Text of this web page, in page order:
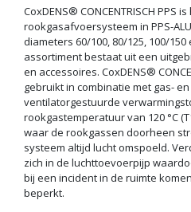
CoxDENS® CONCENTRISCH PPS
rookgasafvoersysteem in PPS-
diameters 60/100, 80/125, 100/150
assortiment bestaat uit een
en accessoires. CoxDENS®
gebruikt in combinatie met gas-
ventilatorgestuurde
rookgastemperatuur van 120 °C
waar de rookgassen doorheen
systeem altijd lucht omspoeld.
zich in de luchttoevoerpijp
bij een incident in de ruimte
beperkt.